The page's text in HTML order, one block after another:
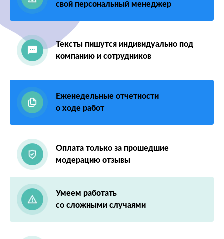
свой персональный менеджер
Тексты пишутся индивидуально под
компанию и сотрудников
Еженедельные отчетности
о ходе работ
Оплата только за прошедшие
модерацию отзывы
Умеем работать
со сложными случаями